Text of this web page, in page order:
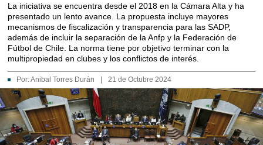
La iniciativa se encuentra desde el 2018 en la Cámara Alta y ha
presentado un lento avance. La propuesta incluye mayores
mecanismos de fiscalización y transparencia para las SADP,
además de incluir la separación de la Anfp y la Federación de
Fútbol de Chile. La norma tiene por objetivo terminar con la
multipropiedad en clubes y los conflictos de interés.
Por:Anibal Torres Durán 21 de Octubre 2024